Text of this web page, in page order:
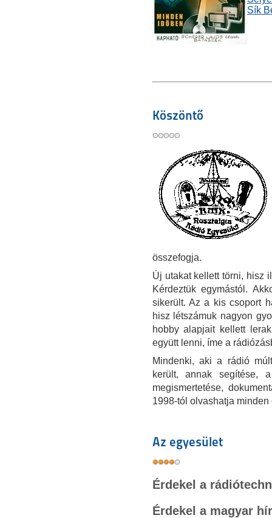
Sík
Köszöntő
összefogja.
Új utakat kellett törni, hisz
Kérdeztük egymástól.
sikerült. Az a kis csoport
hisz létszámuk nagyon
hobby alapjait kellett
együtt lenni, íme a
Mindenki, aki a rádió
került, annak segítése,
megismertetése,
1998-tól olvashatja
Az egyesület
Érdekel a
Érdekel a magyar